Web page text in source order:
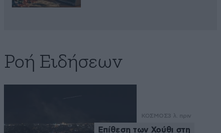
Ροή Ειδήσεων
ΚΟΣΜΟΣ3 λ. πριν
Επίθεση των Χούθι στη